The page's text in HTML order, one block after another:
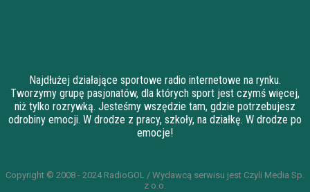
Najdłużej działające sportowe radio internetowe na rynku.
Tworzymy grupę pasjonatów, dla których sport jest czymś więcej,
niż tylko rozrywką. Jesteśmy wszędzie tam, gdzie potrzebujesz
odrobiny emocji. W drodze z pracy, szkoły, na działkę. W drodze po
emocje!
Copyright © 2008 - 2024 RadioGOL / Wydawcą serwisu jest Czyli Media Sp.
z o.o.